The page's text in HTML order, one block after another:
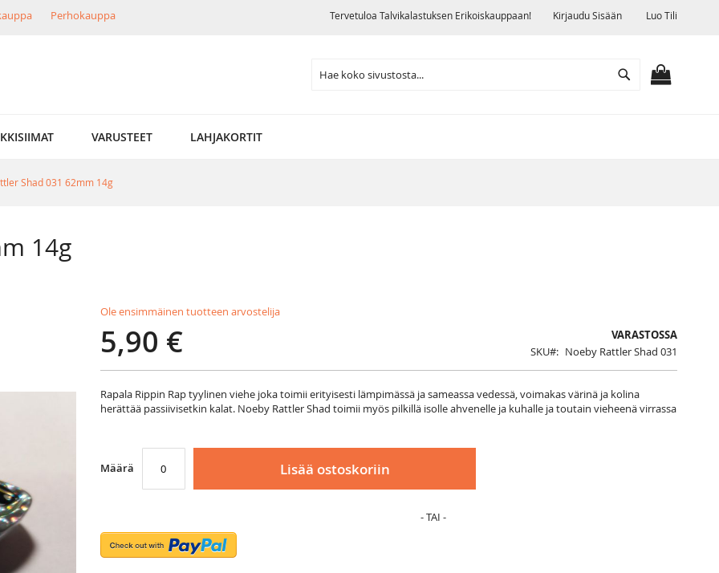
Tervetuloa Talvikalastuksen Erikoiskauppaan! Kirjaudu Sisään Luo Tili
Perhokauppa
Search
VARUSTEET LAHJAKORTIT
Shad 031 62mm 14g
14g
Ole ensimmäinen tuotteen arvostelija
5,90 €
VARASTOSSA
SKU
Noeby Rattler Shad 031
Rapala Rippin Rap tyylinen viehe joka toimii erityisesti lämpimässä ja sameassa vedessä, voimakas värinä ja kolina
herättää passiivisetkin kalat. Noeby Rattler Shad toimii myös pilkillä isolle ahvenelle ja kuhalle ja toutain vieheenä virrassa
Määrä Lisää ostoskoriin